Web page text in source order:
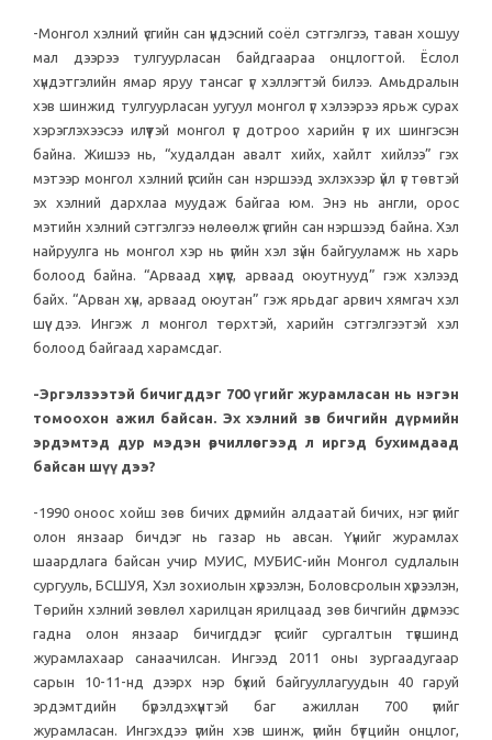
-Монгол хэлний үсгийн сан үндэсний соёл сэтгэлгээ, таван хошуу
мал дээрээ тулгуурласан байдгаараа онцлогтой. Ёслол
хүндэтгэлийн ямар яруу тансаг үг хэллэгтэй билээ. Амьдралын
хэв шинжид тулгуурласан уугуул монгол үг хэлээрээ ярьж сурах
хэрэглэхээсээ илүүтэй монгол үг дотроо харийн үг их шингэсэн
байна. Жишээ нь, “худалдан авалт хийх, хайлт хийлээ” гэх
мэтээр монгол хэлний үгсийн сан нэршээд эхлэхээр үйл үг төвтэй
эх хэлний дархлаа муудаж байгаа юм. Энэ нь англи, орос
мэтийн хэлний сэтгэлгээ нөлөөлж үсгийн сан нэршээд байна. Хэл
найруулга нь монгол хэр нь үгийн хэл зүйн байгууламж нь харь
болоод байна. “Арваад хүмүүс, арваад оюутнууд” гэж хэлээд
байх. “Арван хүн, арваад оюутан” гэж ярьдаг арвич хямгач хэл
шүү дээ. Ингэж л монгол төрхтэй, харийн сэтгэлгээтэй хэл
болоод байгаад харамсдаг.
-Эргэлзээтэй бичигддэг 700 үгийг журамласан нь нэгэн
томоохон ажил байсан. Эх хэлний зөв бичгийн дүрмийн
эрдэмтэд дур мэдэн өөрчиллөө гээд л иргэд бухимдаад
байсан шүү дээ?
-1990 оноос хойш зөв бичих дүрмийн алдаатай бичих, нэг үгийг
олон янзаар бичдэг нь газар нь авсан. Үүнийг журамлах
шаардлага байсан учир МУИС, МУБИС-ийн Монгол судлалын
сургууль, БСШУЯ, Хэл зохиолын хүрээлэн, Боловсролын хүрээлэн,
Төрийн хэлний зөвлөл харилцан ярилцаад зөв бичгийн дүрмээс
гадна олон янзаар бичигддэг үгсийг сургалтын түвшинд
журамлахаар санаачилсан. Ингээд 2011 оны зургаадугаар
сарын 10-11-нд дээрх нэр бүхий байгууллагуудын 40 гаруй
эрдэмтдийн бүрэлдэхүүнтэй баг ажиллан 700 үгийг
журамласан. Ингэхдээ үгийн хэв шинж, үгийн бүтцийн онцлог,